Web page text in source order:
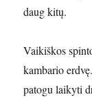
daug kitų.
Vaikiškos
kambario
patogu laikyti